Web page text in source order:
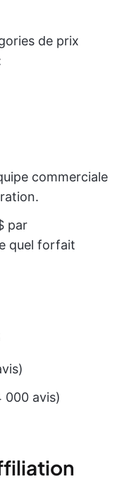
de prix
commerciale
par
quel forfait
000 avis)